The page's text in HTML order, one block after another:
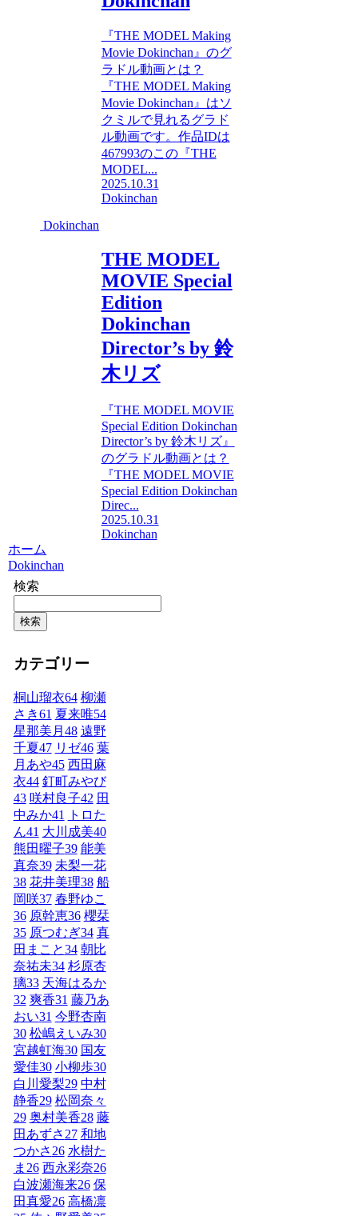
『THE MODEL Making
Movie Dokinchan』のグ
ラドル動画とは？
『THE MODEL Making
Movie Dokinchan』はソ
クミルで見れるグラド
ル動画です。作品IDは
467993のこの『THE
MODEL...
2025.10.31
Dokinchan
Dokinchan
THE MODEL
MOVIE Special
Edition
Dokinchan
Director’s by 鈴
木リズ
『THE MODEL MOVIE
Special Edition Dokinchan
Director’s by 鈴木リズ』
のグラドル動画とは？
『THE MODEL MOVIE
Special Edition Dokinchan
Direc...
2025.10.31
Dokinchan
ホーム
Dokinchan
検索
検索
カテゴリー
桐山瑠衣64 柳瀬
さき61 夏来唯54
星那美月 48 遠野
千夏47 リゼ46 葉
月あや45 西田麻
衣44 釘町みやび
43 咲村良子42 田
中みか41
トロた
ん41 大川成美40
熊田曜子39 能美
真奈39 未梨一花
38 花井美理38 船
岡咲37 春野ゆこ
36 原幹恵36 櫻栞
35 原つむぎ34 真
田まこと34 朝比
奈祐未34 杉原杏
璃33 天海はるか
32 爽香31 藤乃あ
おい31 今野杏南
30 松嶋えいみ30
宮越虹海30 国友
愛佳30 小柳歩30
白川愛梨29 中村
静香29 松岡奈々
29 奥村美香28 藤
田あずさ 27 和地
つかさ 26 水樹た
ま 26 西永彩奈26
白波瀬海来26 保
田真愛26 高橋凛